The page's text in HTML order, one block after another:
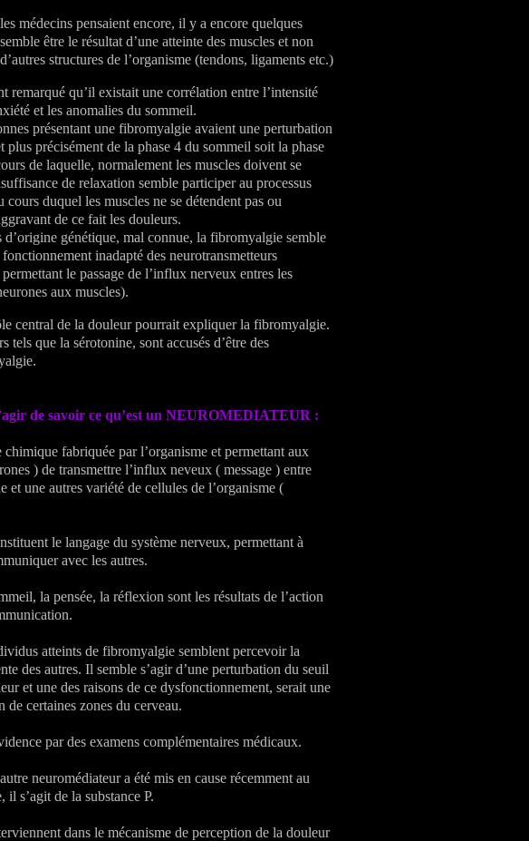
médecins pensaient encore, il y a encore quelques
être le résultat d’une atteinte des muscles et non
structures de l’organisme (tendons, ligaments etc.)
remarqué qu’il existait une corrélation entre l’intensité
et les anomalies du sommeil.
présentant une fibromyalgie avaient une perturbation
plus précisément de la phase 4 du sommeil soit la phase
de laquelle, normalement les muscles doivent se
de relaxation semble participer au processus
duquel les muscles ne se détendent pas ou
de ce fait les douleurs.
d’origine génétique, mal connue, la fibromyalgie semble
inadapté des neurotransmetteurs
le passage de l’influx nerveux entres les
aux muscles).
central de la douleur pourrait expliquer la fibromyalgie.
tels que la sérotonine, sont accusés d’être des
de savoir ce qu’est un NEUROMEDIATEUR :
chimique fabriquée par l’organisme et permettant aux
) de transmettre l’influx neveux ( message ) entre
et une autres variété de cellules de l’organisme (
le langage du système nerveux, permettant à
avec les autres.
la pensée, la réflexion sont les résultats de l’action
atteints de fibromyalgie semblent percevoir la
des autres. Il semble s’agir d’une perturbation du seuil
et une des raisons de ce dysfonctionnement, serait une
de certaines zones du cerveau.
par des examens complémentaires médicaux.
neuromédiateur a été mis en cause récemment au
s’agit de la substance P.
dans le mécanisme de perception de la douleur